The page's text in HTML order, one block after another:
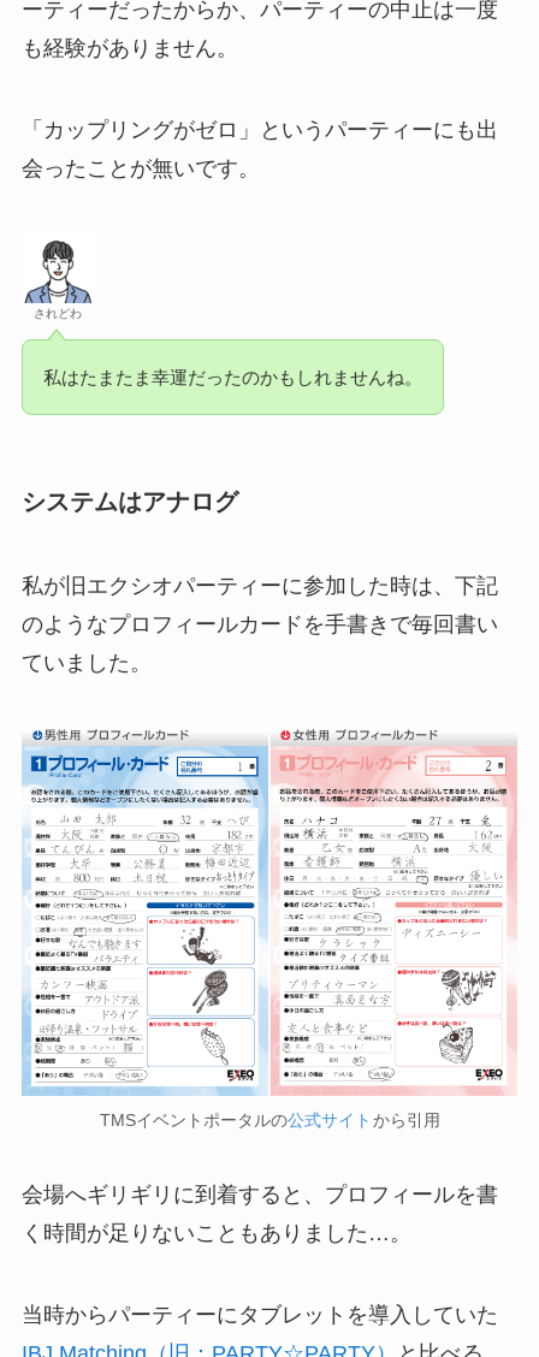
ーティーだったからか、パーティーの中止は一度
も経験がありません。
「カップリングがゼロ」というパーティーにも出
会ったことが無いです。
されどわ
私はたまたま幸運だったのかもしれませんね。
システムはアナログ
私が旧エクシオパーティーに参加した時は、下記
のようなプロフィールカードを手書きで毎回書い
ていました。
TMSイベントポータルの公式サイト から引用
会場へギリギリに到着すると、プロフィールを書
く時間が足りないこともありました…。
当時からパーティーにタブレットを導入していた